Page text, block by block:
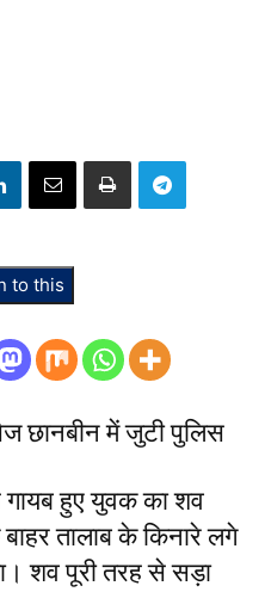
to this
छानबीन में जुटी पुलिस
गायब हुए युवक का शव
तालाब के किनारे लगे
शव पूरी तरह से सड़ा